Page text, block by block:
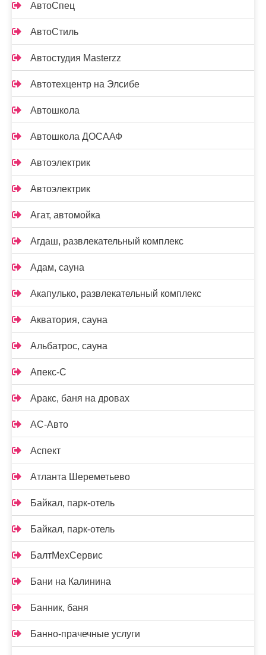
АвтоСпец
АвтоСтиль
Автостудия Masterzz
Автотехцентр на Элсибе
Автошкола
Автошкола ДОСААФ
Автоэлектрик
Автоэлектрик
Агат, автомойка
Агдаш, развлекательный комплекс
Адам, сауна
Акапулько, развлекательный комплекс
Акватория, сауна
Альбатрос, сауна
Апекс-С
Аракс, баня на дровах
АС-Авто
Аспект
Атланта Шереметьево
Байкал, парк-отель
Байкал, парк-отель
БалтМехСервис
Бани на Калинина
Банник, баня
Банно-прачечные услуги